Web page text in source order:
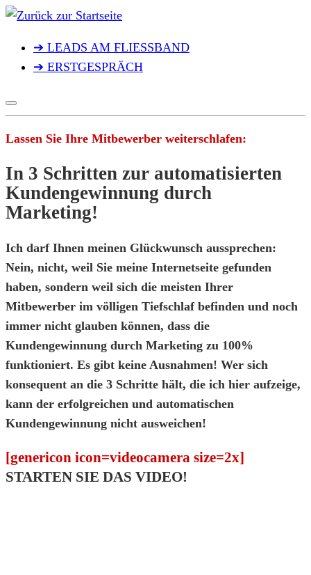
Zum
springen➔ LEADS AM FLIESSBAND
➔ ERSTGESPRÄCH
Lassen Sie Ihre Mitbewerber weiterschlafen:
In 3 Schritten zur automatisierten
Kundengewinnung durch
Marketing!
Ich darf Ihnen meinen Glückwunsch aussprechen:
Nein, nicht, weil Sie meine Internetseite gefunden
haben, sondern weil sich die meisten Ihrer
Mitbewerber im völligen Tiefschlaf befinden und noch
immer nicht glauben können, dass die
Kundengewinnung durch Marketing zu 100%
funktioniert. Es gibt keine Ausnahmen! Wer sich
konsequent an die 3 Schritte hält, die ich hier aufzeige,
kann der erfolgreichen und automatischen
Kundengewinnung nicht ausweichen!
[genericon icon=videocamera size=2x]
STARTEN SIE DAS VIDEO!